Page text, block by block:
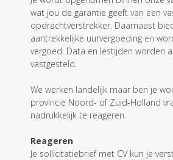
wat jou de garantie geeft van een
opdrachtverstrekker. Daarnaast
aantrekkelijke uurvergoeding en
vergoed. Data en lestijden worden
vastgesteld.
We werken landelijk maar ben je
provincie Noord- of Zuid-Holland
nadrukkelijk te reageren.
Reageren
Je sollicitatiebrief met CV kun je